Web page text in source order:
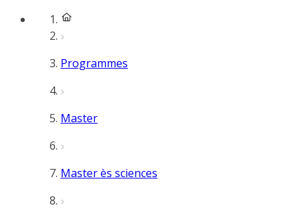
Programmes
Master
Master ès sciences